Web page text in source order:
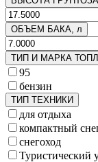
ОБЪЕМ БАКА, л
ТИП И МАРКА
95
бензин
ТИП ТЕХНИКИ
для отдыха
компактный
снегоход
Туристический